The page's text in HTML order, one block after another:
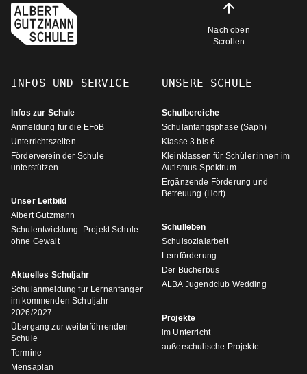
Nach oben
Scrollen
INFOS UND SERVICE
Infos zur Schule
Anmeldung für die EFöB
Unterrichtszeiten
Förderverein der Schule
unterstützen
Unser Leitbild
Albert Gutzmann
Schulentwicklung: Projekt Schule
ohne Gewalt
Aktuelles Schuljahr
Schulanmeldung für Lernanfänger
im kommenden Schuljahr
2026/2027
Übergang zur weiterführenden
Schule
Termine
Mensaplan
UNSERE SCHULE
Schulbereiche
Schulanfangsphase (Saph)
Klasse 3 bis 6
Kleinklassen für Schüler:innen im
Autismus-Spektrum
Ergänzende Förderung und
Betreuung (Hort)
Schulleben
Schulsozialarbeit
Lernförderung
Der Bücherbus
ALBA Jugendclub Wedding
Projekte
im Unterricht
außerschulische Projekte